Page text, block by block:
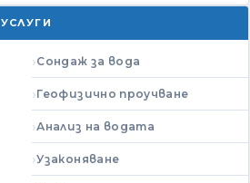
УСЛУГИ
Сондаж за вода
Геофизично проучване
Анализ на водата
Узаконяване